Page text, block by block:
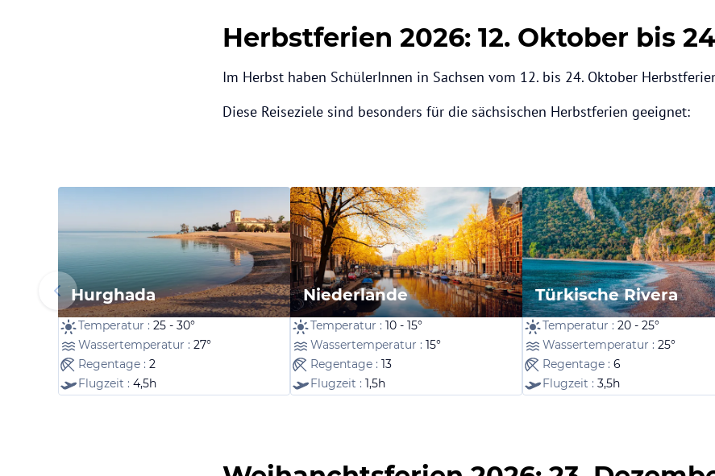
Herbstferien 2026: 12. Oktober bis
Im Herbst haben SchülerInnen in Sachsen vom 12. bis 24. Oktober
Diese Reiseziele sind besonders für die sächsischen Herbstferien geeignet:
Hurghada
Temperatur : 25 - 30°
Wassertemperatur : 27°
Regentage : 2
Flugzeit : 4,5h
Niederlande
Temperatur : 10 - 15°
Wassertemperatur : 15°
Regentage : 13
Flugzeit : 1,5h
Türkische Rivera
Temperatur : 20 - 25°
Wassertemperatur : 25°
Regentage : 6
Flugzeit : 3,5h